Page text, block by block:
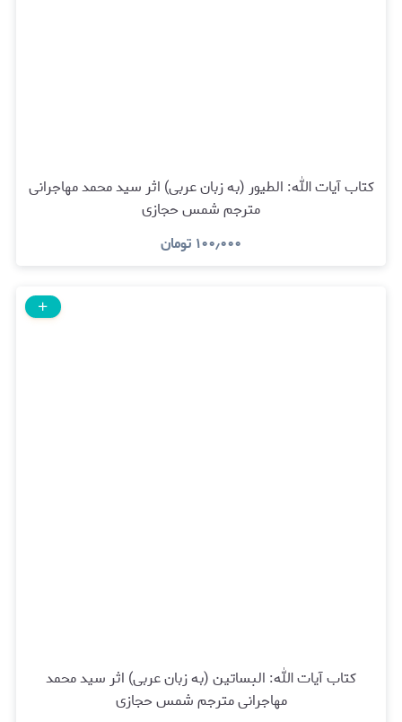
کتاب آیات الله: الطیور (به زبان عربی) اثر سید محمد مهاجرانی
مترجم شمس حجازی
۱۰۰٫۰۰۰ تومان
کتاب آیات الله: البساتین (به زبان عربی) اثر سید محمد
مهاجرانی مترجم شمس حجازی